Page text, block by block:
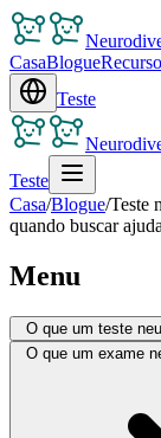
CasaBlogue
Teste
Teste
Casa/Blogue/Teste
quando buscar ajuda
Menu
O que um teste
O que um exame